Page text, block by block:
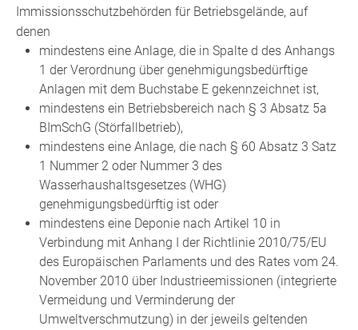
Immissionsschutzbehörden für Betriebsgelände, auf
denen
mindestens eine Anlage, die in Spalte d des Anhangs
1 der Verordnung über genehmigungsbedürftige
Anlagen mit dem Buchstabe E gekennzeichnet ist,
mindestens ein Betriebsbereich nach § 3 Absatz 5a
BImSchG (Störfallbetrieb),
mindestens eine Anlage, die nach § 60 Absatz 3 Satz
1 Nummer 2 oder Nummer 3 des
Wasserhaushaltsgesetzes (WHG)
genehmigungsbedürftig ist oder
mindestens eine Deponie nach Artikel 10 in
Verbindung mit Anhang I der Richtlinie 2010/75/EU
des Europäischen Parlaments und des Rates vom 24.
November 2010 über Industrieemissionen (integrierte
Vermeidung und Verminderung der
Umweltverschmutzung) in der jeweils geltenden